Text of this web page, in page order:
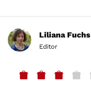
Liliana Fuchs
Editor